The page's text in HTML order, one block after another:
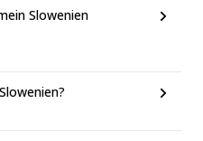
Slowenien